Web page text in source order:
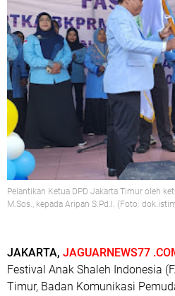
Pelantikan Ketua DPD Jakarta Timur oleh
M.Sos., kepada Aripan S.Pd.I. (Foto:
JAKARTA, JAGUARNEWS77
Festival Anak Shaleh Indonesia
Timur, Badan Komunikasi